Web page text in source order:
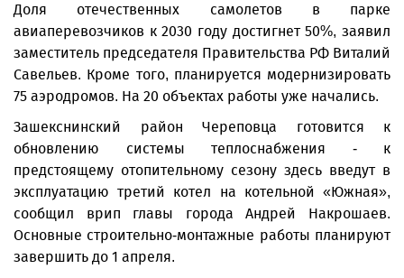
Доля отечественных самолетов в парке
авиаперевозчиков к 2030 году достигнет 50%, заявил
заместитель председателя Правительства РФ Виталий
Савельев. Кроме того, планируется модернизировать
75 аэродромов. На 20 объектах работы уже начались.
Зашекснинский район Череповца готовится к
обновлению системы теплоснабжения - к
предстоящему отопительному сезону здесь введут в
эксплуатацию третий котел на котельной «Южная»,
сообщил врип главы города Андрей Накрошаев.
Основные строительно-монтажные работы планируют
завершить до 1 апреля.